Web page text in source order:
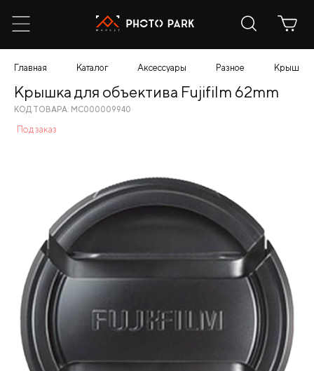
Главная Каталог Аксессуары Разное Крышка
Крышка для объектива Fujifilm 62mm
КОД ТОВАРА: МС000009940
Под заказ